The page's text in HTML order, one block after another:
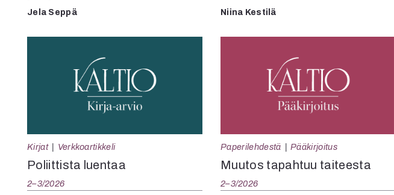
Jela Seppä Niina Kestilä
Kirjat Verkkoartikkeli
Poliittista luentaa
2–3/2026
Paperilehdestä Pääkirjoitus
Muutos tapahtuu taiteesta
2–3/2026